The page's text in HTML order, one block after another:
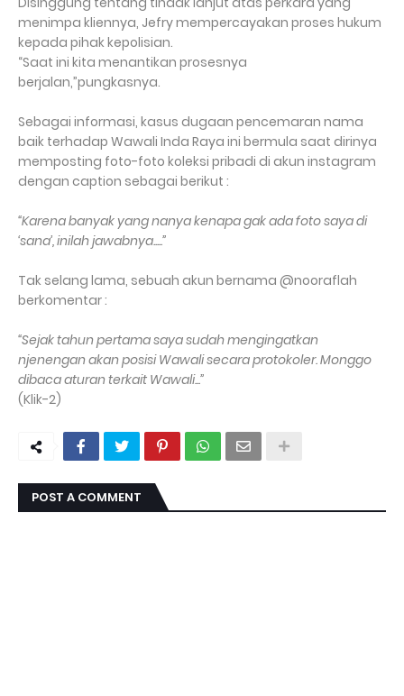
menimpa kliennya, Jefry mempercayakan proses hukum
kepada pihak kepolisian.
“Saat ini kita menantikan prosesnya
berjalan,”pungkasnya.
Sebagai informasi, kasus dugaan pencemaran nama
baik terhadap Wawali Inda Raya ini bermula saat dirinya
memposting foto-foto koleksi pribadi di akun instagram
dengan caption sebagai berikut :
“Karena banyak yang nanya kenapa gak ada foto saya di
‘sana’, inilah jawabnya.....”
Tak selang lama, sebuah akun bernama @nooraflah
berkomentar :
“Sejak tahun pertama saya sudah mengingatkan
njenengan akan posisi Wawali secara protokoler. Monggo
dibaca aturan terkait Wawali...”
(Klik-2)
POST A COMMENT